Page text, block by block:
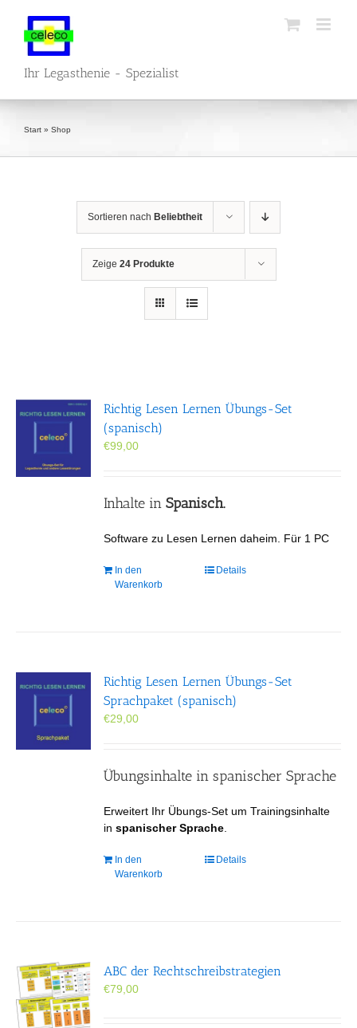
springen
Ihr Legasthenie - Spezialist
Start » Shop
Sortieren nach Beliebtheit
Zeige 24 Produkte
Richtig Lesen Lernen Übungs-Set
(spanisch)
€99,00
Inhalte inSpanisch.
Software zu Lesen Lernen daheim. Für 1 PC
In den
Warenkorb
Details
Richtig Lesen Lernen Übungs-Set
Sprachpaket (spanisch)
€29,00
Übungsinhalte in spanischer Sprache
Erweitert Ihr Übungs-Set um Trainingsinhalte
inspanischer Sprache
In den
Warenkorb
Details
ABC der Rechtschreibstrategien
€79,00